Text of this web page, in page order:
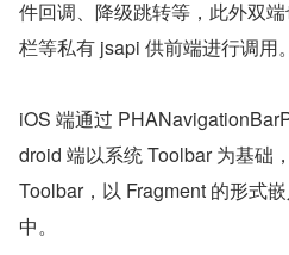
件回调、降级跳转等，此外双
栏等私有 jsapi 供前端进行调用。
iOS 端通过
droid 端以系统 Toolbar 为基础
Toolbar，以 Fragment 的形式
中。